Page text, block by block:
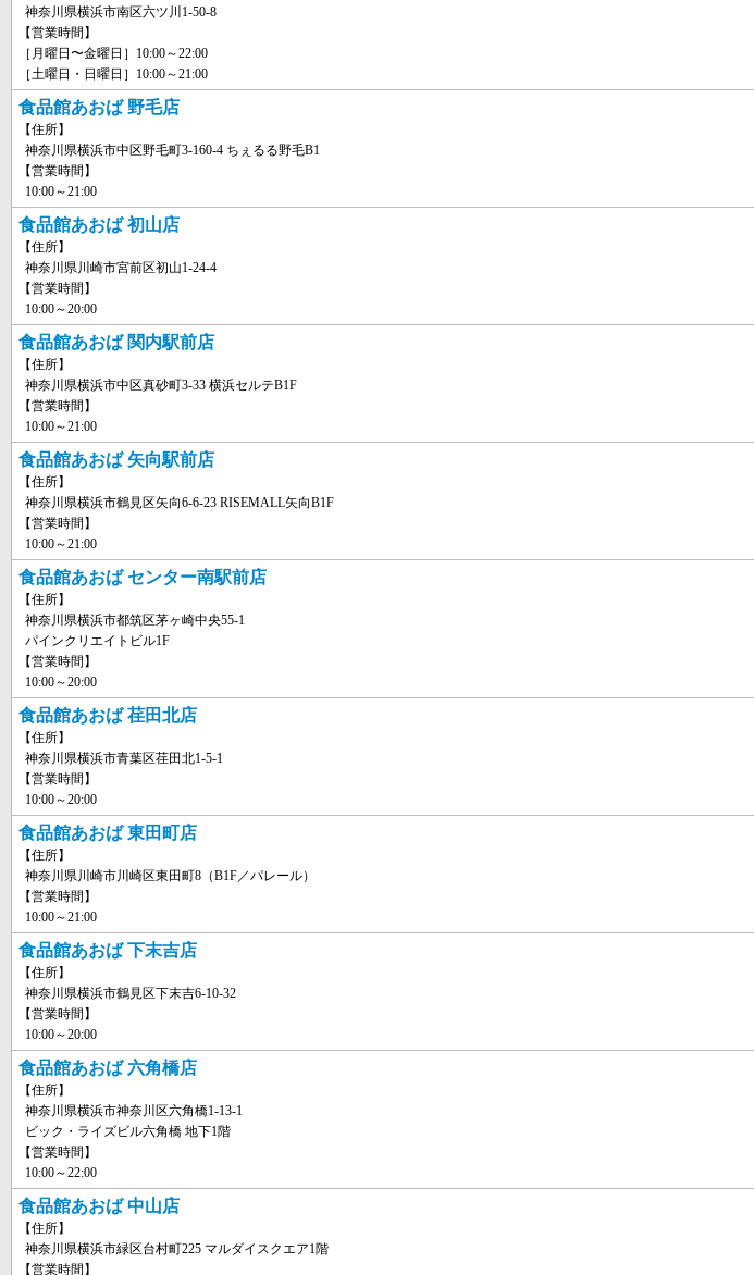
神奈川県横浜市南区六ツ川1-50-8
【営業時間】
［月曜日〜金曜日］10:00～22:00
［土曜日・日曜日］10:00～21:00
食品館あおば 野毛店
【住所】
神奈川県横浜市中区野毛町3-160-4 ちぇるる野毛B1
【営業時間】
10:00～21:00
食品館あおば 初山店
【住所】
神奈川県川崎市宮前区初山1-24-4
【営業時間】
10:00～20:00
食品館あおば 関内駅前店
【住所】
神奈川県横浜市中区真砂町3-33 横浜セルテB1F
【営業時間】
10:00～21:00
食品館あおば 矢向駅前店
【住所】
神奈川県横浜市鶴見区矢向6-6-23 RISEMALL矢向B1F
【営業時間】
10:00～21:00
食品館あおば センター南駅前店
【住所】
神奈川県横浜市都筑区茅ヶ崎中央55-1
パインクリエイトビル1F
【営業時間】
10:00～20:00
食品館あおば 荏田北店
【住所】
神奈川県横浜市青葉区荏田北1-5-1
【営業時間】
10:00～20:00
食品館あおば 東田町店
【住所】
神奈川県川崎市川崎区東田町8（B1F／パレール）
【営業時間】
10:00～21:00
食品館あおば 下末吉店
【住所】
神奈川県横浜市鶴見区下末吉6-10-32
【営業時間】
10:00～20:00
食品館あおば 六角橋店
【住所】
神奈川県横浜市神奈川区六角橋1-13-1
ビック・ライズビル六角橋 地下1階
【営業時間】
10:00～22:00
食品館あおば 中山店
【住所】
神奈川県横浜市緑区台村町225 マルダイスクエア1階
【営業時間】